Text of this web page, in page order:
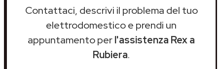
Contattaci, descrivi il problema del tuo
elettrodomestico e prendi un
appuntamento perl'assistenza Rex a
Rubiera.